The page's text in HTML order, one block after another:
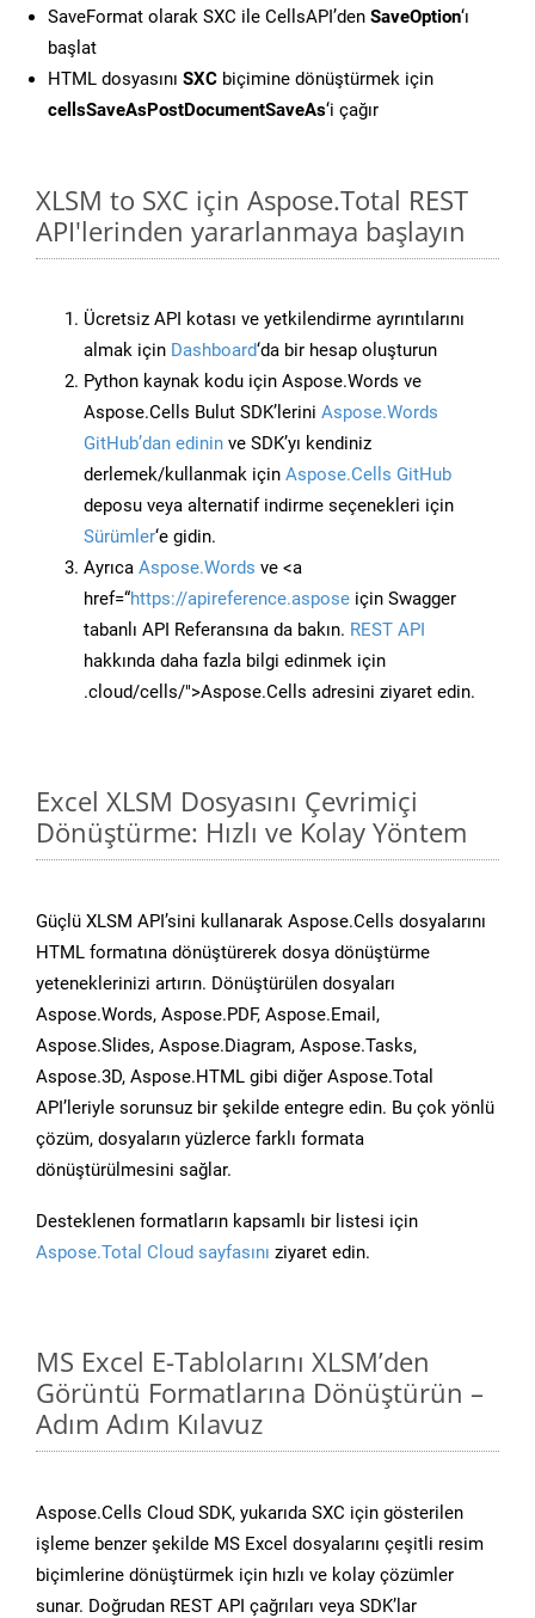
SaveFormat olarak SXC ile CellsAPI’den SaveOption‘ı
başlat
HTML dosyasını SXC biçimine dönüştürmek için
cellsSaveAsPostDocumentSaveAs‘i çağır
XLSM to SXC için Aspose.Total REST
API'lerinden yararlanmaya başlayın
Ücretsiz API kotası ve yetkilendirme ayrıntılarını
almak için Dashboard‘da bir hesap oluşturun
Python kaynak kodu için Aspose.Words ve
Aspose.Cells Bulut SDK’lerini Aspose.Words
GitHub’dan edinin ve SDK’yı kendiniz
derlemek/kullanmak için Aspose.Cells GitHub
deposu veya alternatif indirme seçenekleri için
Sürümler‘e gidin.
Ayrıca Aspose.Words ve <a
href=“https://apireference.aspose için Swagger
tabanlı API Referansına da bakın. REST API
hakkında daha fazla bilgi edinmek için
.cloud/cells/">Aspose.Cells adresini ziyaret edin.
Excel XLSM Dosyasını Çevrimiçi
Dönüştürme: Hızlı ve Kolay Yöntem
Güçlü XLSM API’sini kullanarak Aspose.Cells dosyalarını
HTML formatına dönüştürerek dosya dönüştürme
yeteneklerinizi artırın. Dönüştürülen dosyaları
Aspose.Words, Aspose.PDF, Aspose.Email,
Aspose.Slides, Aspose.Diagram, Aspose.Tasks,
Aspose.3D, Aspose.HTML gibi diğer Aspose.Total
API’leriyle sorunsuz bir şekilde entegre edin. Bu çok yönlü
çözüm, dosyaların yüzlerce farklı formata
dönüştürülmesini sağlar.
Desteklenen formatların kapsamlı bir listesi için
Aspose.Total Cloud sayfasını ziyaret edin.
MS Excel E-Tablolarını XLSM’den
Görüntü Formatlarına Dönüştürün –
Adım Adım Kılavuz
Aspose.Cells Cloud SDK, yukarıda SXC için gösterilen
işleme benzer şekilde MS Excel dosyalarını çeşitli resim
biçimlerine dönüştürmek için hızlı ve kolay çözümler
sunar. Doğrudan REST API çağrıları veya SDK’lar